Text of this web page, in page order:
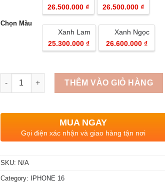
Chọn Màu
26.500.000 ₫
26.500.000 ₫
Xanh Lam
25.300.000 ₫
Xanh Ngọc
26.600.000 ₫
Quantity
THÊM VÀO GIỎ HÀNG
MUA NGAY
Gọi điện xác nhận và giao hàng tận nơi
SKU: N/A
Category: IPHONE 16